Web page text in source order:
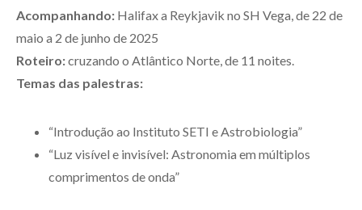
Acompanhando: Halifax a Reykjavik no SH Vega, de 22 de
maio a 2 de junho de 2025
Roteiro:cruzando o Atlântico Norte, de 11 noites.
Temas das palestras:
“Introdução ao Instituto SETI e Astrobiologia”
“Luz visível e invisível: Astronomia em múltiplos
comprimentos de onda”